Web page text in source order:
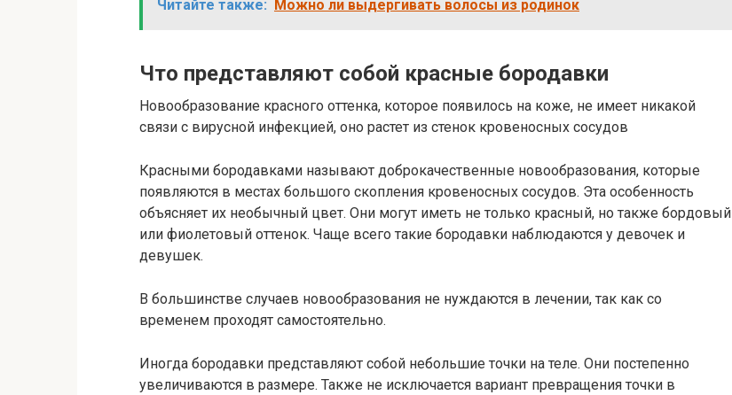
Читайте также: Можно ли выдергивать волосы из родинок
Что представляют собой красные бородавки
Новообразование красного оттенка, которое появилось на коже, не имеет никакой
связи с вирусной инфекцией, оно растет из стенок кровеносных сосудов
Красными бородавками называют доброкачественные новообразования, которые
появляются в местах большого скопления кровеносных сосудов. Эта особенность
объясняет их необычный цвет. Они могут иметь не только красный, но также бордовый
или фиолетовый оттенок. Чаще всего такие бородавки наблюдаются у девочек и
девушек.
В большинстве случаев новообразования не нуждаются в лечении, так как со
временем проходят самостоятельно.
Иногда бородавки представляют собой небольшие точки на теле. Они постепенно
увеличиваются в размере. Также не исключается вариант превращения точки в